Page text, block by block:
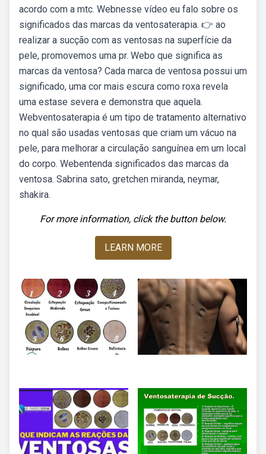
acordo com a mtc. Webnesse vídeo eu falo sobre os
significados das marcas da ventosaterapia. 👉 ao
realizar a sucção com as ventosas na superfície da
pele, promovemos uma pr. Webo que significa as
marcas da ventosa? Cada marca de ventosa possui um
significado, uma cor mais escura como roxa revela
uma estase severa e demonstra que aquela.
Webventosaterapia é um tipo de tratamento alternativo
no qual são usadas ventosas que criam um vácuo na
pele, para melhorar a circulação sanguínea em um local
do corpo. Webentenda significados das marcas da
ventosa. Sabrina sato, gretchen miranda, neymar,
shakira.
For more information, click the button below.
LEARN MORE